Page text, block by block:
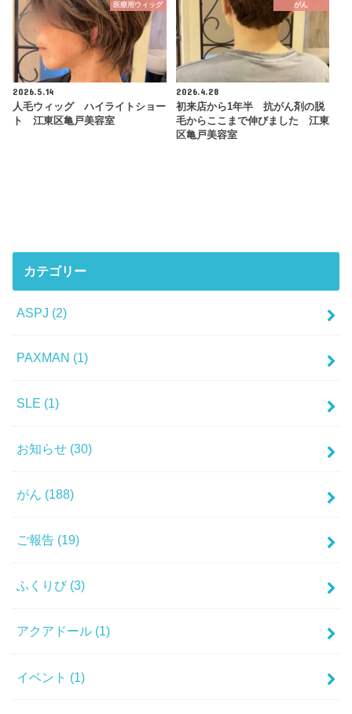
医療用ウィッグ
2026.5.14
人毛ウィッグ ハイライトショー
ト 江東区亀戸美容室
がん
2026.4.28
初来店から1年半 抗がん剤の脱
毛からここまで伸びました 江東
区亀戸美容室
カテゴリー
ASPJ (2)
PAXMAN (1)
SLE (1)
お知らせ (30)
がん (188)
ご報告 (19)
ふくりび (3)
アクアドール (1)
イベント (1)